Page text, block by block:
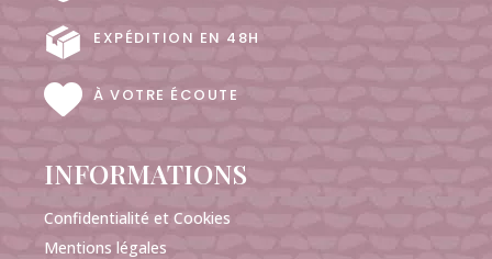
EXPÉDITION EN 48H
À VOTRE ÉCOUTE
INFORMATIONS
Confidentialité et Cookies
Mentions légales